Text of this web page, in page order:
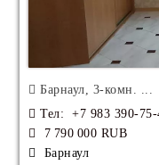
Барнаул, 3-комн. ...
Тел: +7 983 390-75-
7 790 000 RUB
Барнаул